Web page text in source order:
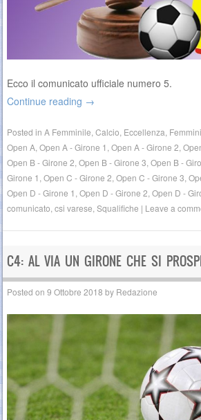
Ecco il comunicato ufficiale numero 5.
Continue reading →
Posted inA Femminile ,Calcio Eccellenza
Open A ,Open A - Girone 1 ,Open A - Girone 2 ,
Open B - Girone 2 ,Open B - Girone 3 ,Open B -
Girone 1 ,Open C - Girone 2 ,Open C - Girone 3 ,
Open D - Girone 1 ,Open D - Girone 2 ,Open D -
comunicato ,csi varese ,Squalifiche | Leave a
C4: AL VIA UN GIRONE CHE SI
Posted on9 Ottobre 2018 by Redazione